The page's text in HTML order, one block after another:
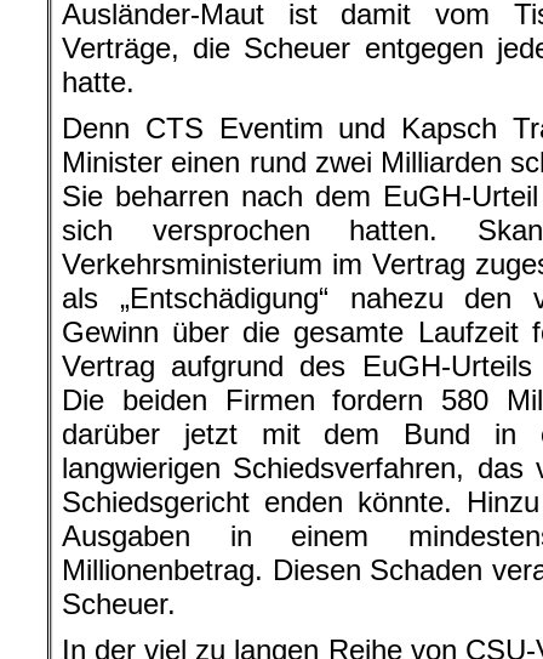
Ausländer-Maut ist damit vom
Verträge, die Scheuer entgegen
hatte.
Denn CTS Eventim und Kapsch
Minister einen rund zwei Milliarden
Sie beharren nach dem EuGH-
sich versprochen hatten.
Verkehrsministerium im Vertrag
als „Entschädigung“ nahezu den
Gewinn über die gesamte Laufzeit
Vertrag aufgrund des EuGH-
Die beiden Firmen fordern 580
darüber jetzt mit dem Bund in
langwierigen Schiedsverfahren,
Schiedsgericht enden könnte.
Ausgaben in einem
Millionenbetrag. Diesen Schaden
Scheuer.
In der viel zu langen Reihe von